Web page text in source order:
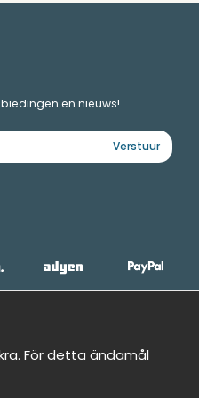
en nieuws!
Verstuur
För detta ändamål